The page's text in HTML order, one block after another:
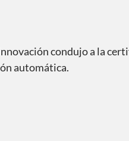
condujo a la
automática.